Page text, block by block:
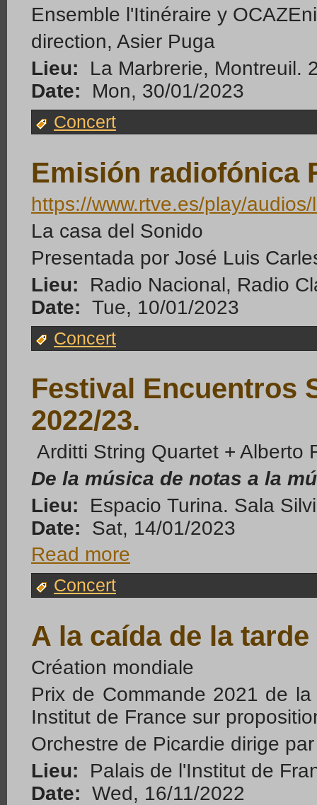
Ensemble l'Itinéraire y
direction, Asier Puga
Lieu:
La Marbrerie, Montreuil.
Date:
Mon, 30/01/2023
Concert
Emisión radiofónica
https://www.rtve.es/play/
La casa del Sonido
Presentada por José Luis
Lieu:
Radio Nacional, Radio
Date: Tue, 10/01/2023
Concert
Festival Encuentros
2022/23.
Arditti String Quartet + Alberto
De la música de notas a la
Lieu:
Espacio Turina. Sala
Date:
Sat, 14/01/2023
Read more
Concert
A la caída de la tarde
Création mondiale
Prix de Commande 2021 de
Institut de France sur
Orchestre de Picardie dirige
Lieu:
Palais de l'Institut de
Date: Wed, 16/11/2022